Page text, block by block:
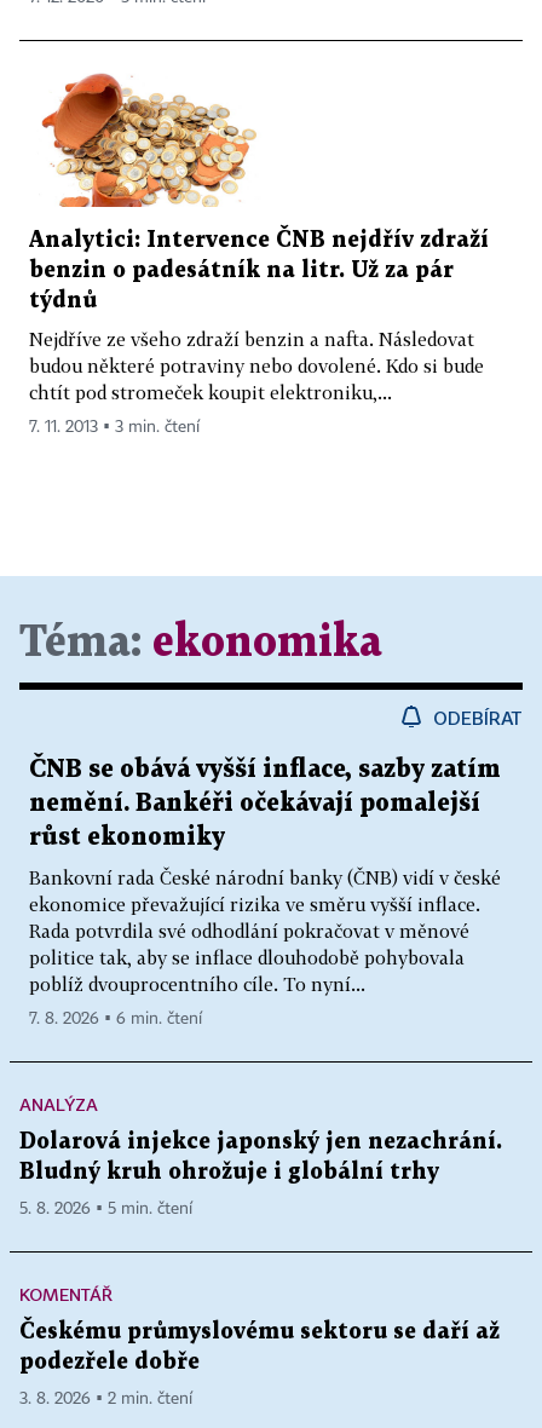
Analytici: Intervence ČNB nejdřív zdraží
benzin o padesátník na litr. Už za pár
týdnů
Nejdříve ze všeho zdraží benzin a nafta. Následovat
budou některé potraviny nebo dovolené. Kdo si bude
chtít pod stromeček koupit elektroniku,...
7. 11. 2013 ▪ 3 min. čtení
Téma: ekonomika
ODEBÍRAT
ČNB se obává vyšší inflace, sazby zatím
nemění. Bankéři očekávají pomalejší
růst ekonomiky
Bankovní rada České národní banky (ČNB) vidí v české
ekonomice převažující rizika ve směru vyšší inflace.
Rada potvrdila své odhodlání pokračovat v měnové
politice tak, aby se inflace dlouhodobě pohybovala
poblíž dvouprocentního cíle. To nyní...
7. 8. 2026 ▪ 6 min. čtení
ANALÝZA
Dolarová injekce japonský jen nezachrání.
Bludný kruh ohrožuje i globální trhy
5. 8. 2026 ▪ 5 min. čtení
KOMENTÁŘ
Českému průmyslovému sektoru se daří až
podezřele dobře
3. 8. 2026 ▪ 2 min. čtení